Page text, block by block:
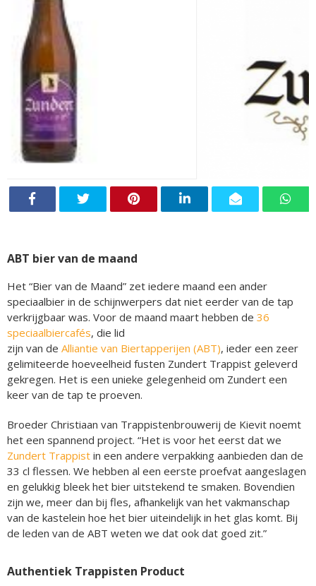
ABT bier van de maand
Het “Bier van de Maand” zet iedere maand een ander
speciaalbier in de schijnwerpers dat niet eerder van de tap
verkrijgbaar was. Voor de maand maart hebben de 36
speciaalbiercafés, die lid
zijn van de Alliantie van Biertapperijen (ABT), ieder een zeer
gelimiteerde hoeveelheid fusten Zundert Trappist geleverd
gekregen. Het is een unieke gelegenheid om Zundert een
keer van de tap te proeven.
Broeder Christiaan van Trappistenbrouwerij de Kievit noemt
het een spannend project. “Het is voor het eerst dat we
Zundert Trappist in een andere verpakking aanbieden dan de
33 cl flessen. We hebben al een eerste proefvat aangeslagen
en gelukkig bleek het bier uitstekend te smaken. Bovendien
zijn we, meer dan bij fles, afhankelijk van het vakmanschap
van de kastelein hoe het bier uiteindelijk in het glas komt. Bij
de leden van de ABT weten we dat ook dat goed zit.”
Authentiek Trappisten Product